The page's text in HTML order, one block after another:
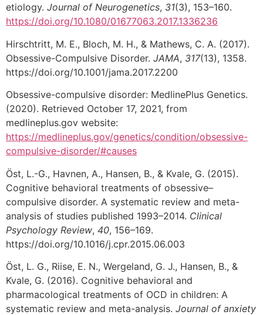
etiology. Journal of Neurogenetics, 31(3), 153–160.
https://doi.org/10.1080/01677063.2017.1336236
Hirschtritt, M. E., Bloch, M. H., & Mathews, C. A. (2017).
Obsessive-Compulsive Disorder. JAMA, 317(13), 1358.
https://doi.org/10.1001/jama.2017.2200
Obsessive-compulsive disorder: MedlinePlus Genetics.
(2020). Retrieved October 17, 2021, from
medlineplus.gov website:
https://medlineplus.gov/genetics/condition/obsessive-
compulsive-disorder/#causes
Öst, L.-G., Havnen, A., Hansen, B., & Kvale, G. (2015).
Cognitive behavioral treatments of obsessive–
compulsive disorder. A systematic review and meta-
analysis of studies published 1993–2014. Clinical
Psychology Review, 40, 156–169.
https://doi.org/10.1016/j.cpr.2015.06.003
Öst, L. G., Riise, E. N., Wergeland, G. J., Hansen, B., &
Kvale, G. (2016). Cognitive behavioral and
pharmacological treatments of OCD in children: A
systematic review and meta-analysis. Journal of anxiety